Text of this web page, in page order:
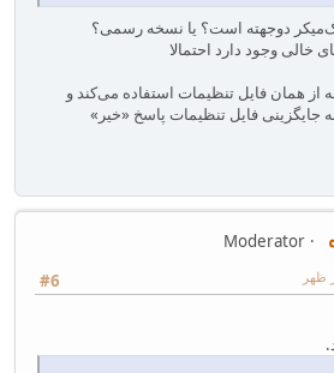
دوجهته است؟ یا نسخه رسمی؟
خالی وجود دارد احتمالا
از همان فایل تنظیمات استفاده می‌کند و
جایگزینی فایل تنظیمات پاسخ «خیر»
Moderator
#6